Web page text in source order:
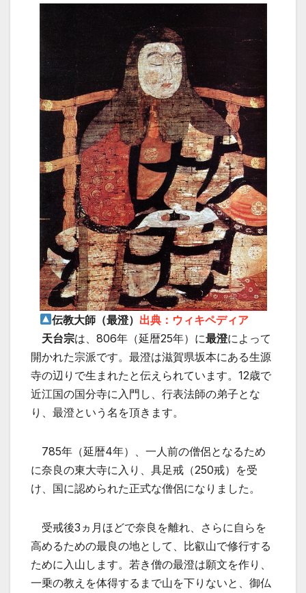
伝教大師（最澄） 出典：ウィキペディア
天台宗は、806年（延暦25年）に最澄によって
開かれた宗派です。最澄は滋賀県坂本にある生源
寺の辺りで生まれたと伝えられています。12歳で
近江国の国分寺に入門し、行表法師の弟子とな
り、最澄という名を頂きます。
785年（延暦4年）、一人前の僧侶となるため
に奈良の東大寺に入り、具足戒（250戒）を受
け、国に認められた正式な僧侶になりました。
受戒後3ヵ月ほどで奈良を離れ、さらに自らを
高めるための最良の地として、比叡山で修行する
ために入山します。若き僧の最澄は願文を作り、
一乗の教えを体得するまで山を下りないと、御仏